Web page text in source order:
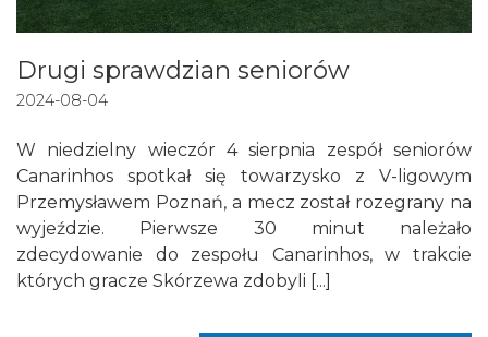
Drugi sprawdzian seniorów
2024-08-04
W niedzielny wieczór 4 sierpnia zespół seniorów
Canarinhos spotkał się towarzysko z V-ligowym
Przemysławem Poznań, a mecz został rozegrany na
wyjeździe. Pierwsze 30 minut należało
zdecydowanie do zespołu Canarinhos, w trakcie
których gracze Skórzewa zdobyli [...]